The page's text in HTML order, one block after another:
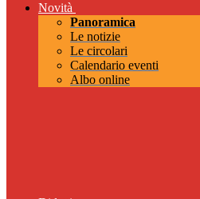
Novità
Panoramica
Le notizie
Le circolari
Calendario eventi
Albo online